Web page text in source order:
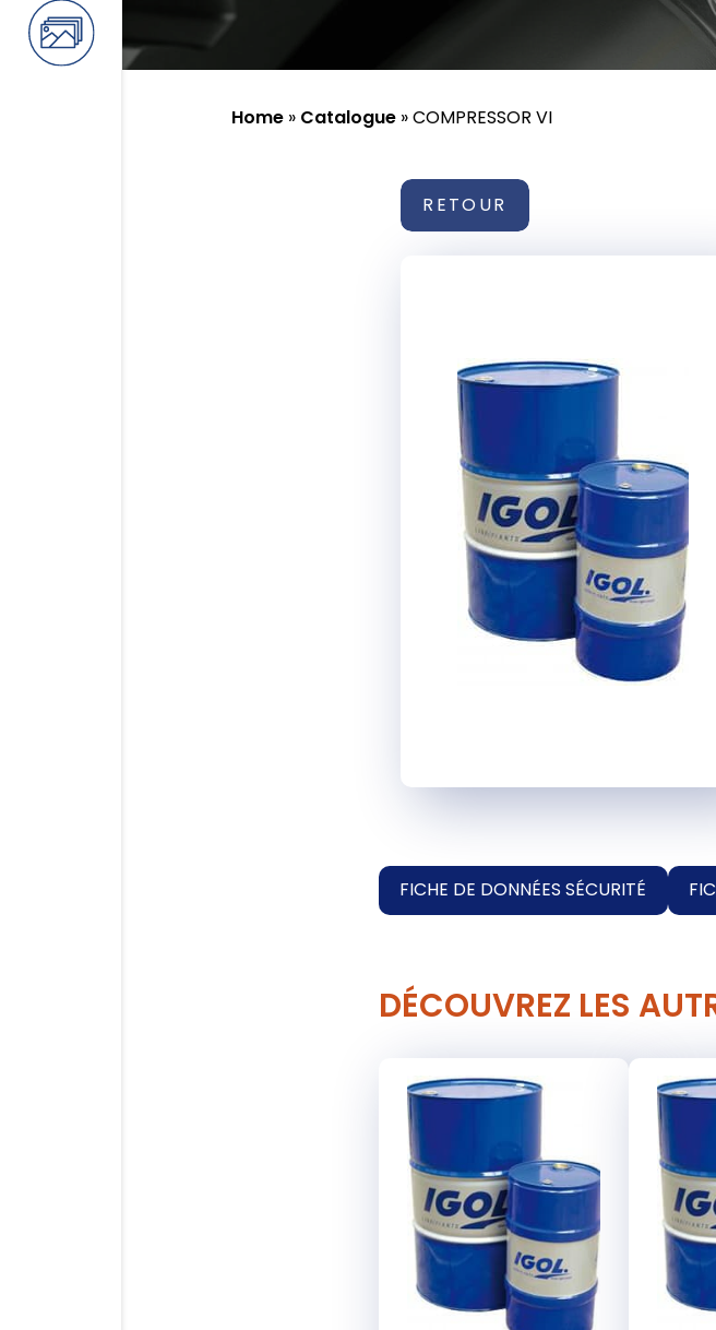
Home » Catalogue »COMPRESSOR VI
RETOUR
FICHE DE DONNÉES SÉCURITÉ
DÉCOUVREZ LES